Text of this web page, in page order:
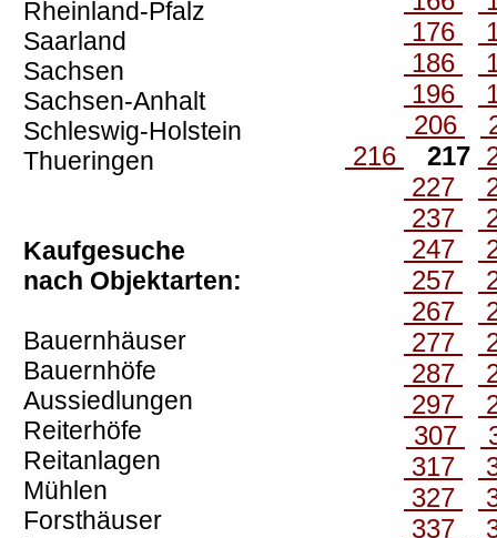
Rheinland-Pfalz
Saarland
Sachsen
Sachsen-Anhalt
Schleswig-Holstein
Thueringen
Kaufgesuche
nach Objektarten:
Bauernhäuser
Bauernhöfe
Aussiedlungen
Reiterhöfe
Reitanlagen
Mühlen
Forsthäuser
176
186
196
206
216
217
227
237
247
257
267
277
287
297
307
317
327
337